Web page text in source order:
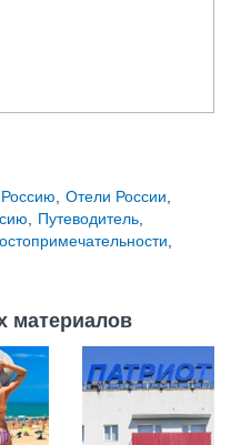
Отели России
Путеводитель
материалов